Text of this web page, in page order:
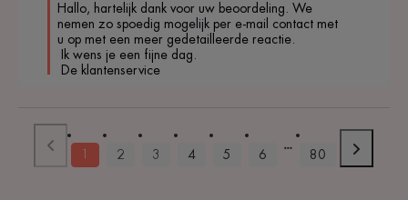
Hallo, hartelijk dank voor uw beoordeling. We
nemen zo spoedig mogelijk per e-mail contact met
u op met een meer gedetailleerde reactie.
De klantenservice
2 3 4 5 6 80